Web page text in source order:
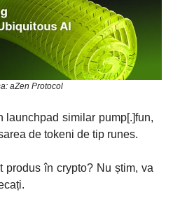
aZen Protocol
launchpad similar pump[.]fun,
de tokeni de tip runes.
produs în crypto? Nu știm, va